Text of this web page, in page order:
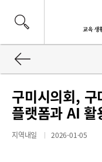
구미시의회, 구
플랫폼과 AI 활
지역내일 2026-01-05